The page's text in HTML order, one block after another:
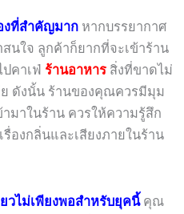
งที่สำคัญมาก หากบรรยากาศ
นใจ ลูกค้าก็ยากที่จะเข้าร้าน
คาเฟ่ ร้านอาหาร สิ่งที่ขาดไม่
ย ดังนั้น ร้านของคุณควรมีมุม
มาในร้าน ควรให้ความรู้สึก
องกลิ่นและเสียงภายในร้าน
วไม่เพียงพอสำหรับยุคนี้คุณ